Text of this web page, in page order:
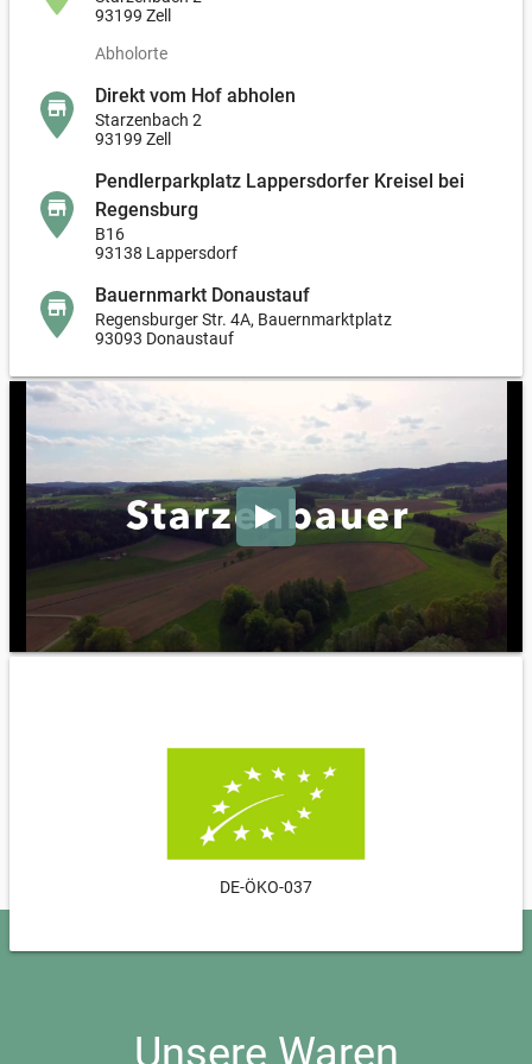
Landschaftspflege mit dem Preis Naturschutzpartner Landwirt ·
Kartoffeln in wechselnder Fruchtfolge · kleinteilige
Bewirtschaftung von Feldern, Ackern, Weiden und Wald mit Hilfe
von Arbeitspferden · Streuobstbaume und nachhaltige
Forstwirtschaft
93199 Zell
Abholorte
Direkt vom Hof abholen
Starzenbach 2
93199 Zell
Pendlerparkplatz Lappersdorfer Kreisel bei
Regensburg
B16
93138 Lappersdorf
Bauernmarkt Donaustauf
Regensburger Str. 4A, Bauernmarktplatz
93093 Donaustauf
DE-ÖKO-037
Unsere Waren